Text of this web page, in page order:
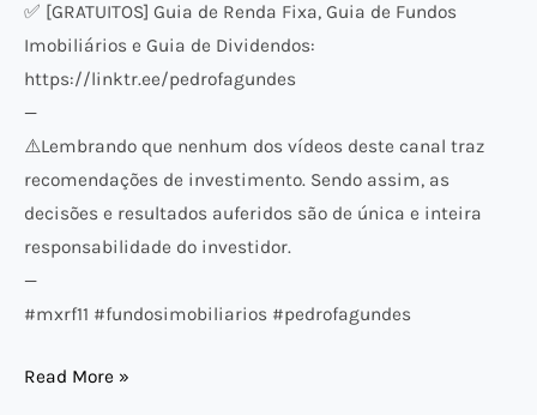
✅ [GRATUITOS] Guia de Renda Fixa, Guia de Fundos
Imobiliários e Guia de Dividendos:
https://linktr.ee/pedrofagundes
—
⚠️​Lembrando que nenhum dos vídeos deste canal traz
recomendações de investimento. Sendo assim, as
decisões e resultados auferidos são de única e inteira
responsabilidade do investidor.
—
#mxrf11 #fundosimobiliarios #pedrofagundes
Read More »